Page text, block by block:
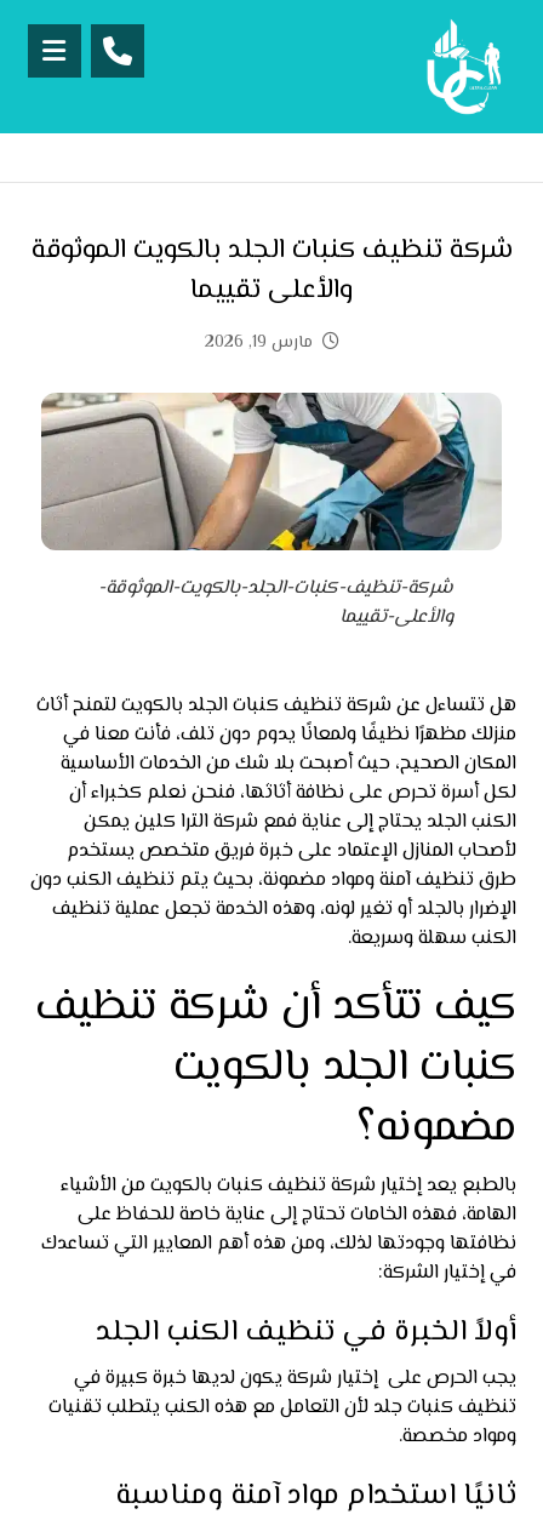
شركة تنظيف كنبات الجلد بالكويت الموثوقة
والأعلى تقييما
مارس 19, 2026
شركة-تنظيف-كنبات-الجلد-بالكويت-الموثوقة-
والأعلى-تقييما
هل تتساءل عن شركة تنظيف كنبات الجلد بالكويت لتمنح أثاث
منزلك مظهرًا نظيفًا ولمعانًا يدوم دون تلف، فأنت معنا في
المكان الصحيح، حيث أصبحت بلا شك من الخدمات الأساسية
لكل أسرة تحرص على نظافة أثاثها، فنحن نعلم كخبراء أن
الكنب الجلد يحتاج إلى عناية فمع شركة الترا كلين يمكن
لأصحاب المنازل الإعتماد على خبرة فريق متخصص يستخدم
طرق تنظيف آمنة ومواد مضمونة، بحيث يتم تنظيف الكنب دون
الإضرار بالجلد أو تغير لونه، وهذه الخدمة تجعل عملية تنظيف
الكنب سهلة وسريعة.
كيف تتأكد أن شركة تنظيف
كنبات الجلد بالكويت
مضمونه؟
بالطبع يعد إختيار شركة تنظيف كنبات بالكويت من الأشياء
الهامة، فهذه الخامات تحتاج إلى عناية خاصة للحفاظ على
نظافتها وجودتها لذلك، ومن هذه أهم المعايير التي تساعدك
في إختيار الشركة:
أولاً الخبرة في تنظيف الكنب الجلد
يجب الحرص على إختيار شركة يكون لديها خبرة كبيرة في
تنظيف كنبات جلد لأن التعامل مع هذه الكنب يتطلب تقنيات
ومواد مخصصة.
ثانيًا استخدام مواد آمنة ومناسبة